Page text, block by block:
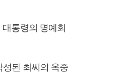
대통령의 명예회
성된 최씨의 옥중